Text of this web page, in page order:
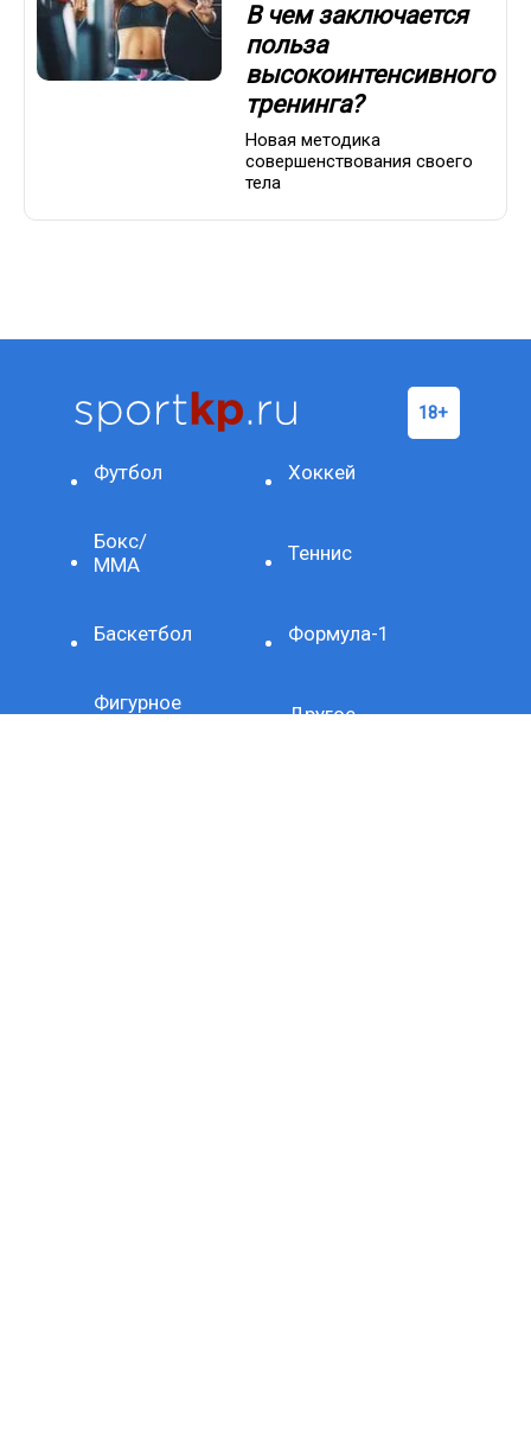
В чем заключается
польза
высокоинтенсивного
тренинга?
Новая методика
совершенствования своего
тела
Футбол Хоккей
Бокс/
ММА
Теннис
Баскетбол Формула-1
Фигурное
Другое